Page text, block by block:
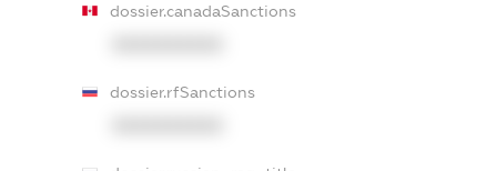
dossier.canadaSanctions
dossier.rfSanctions